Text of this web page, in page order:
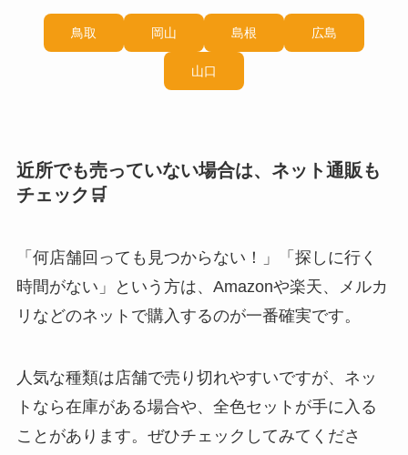
鳥取 岡山 島根 広島
山口
近所でも売っていない場合は、ネット通販も
チェック🛒
「何店舗回っても見つからない！」「探しに行く
時間がない」という方は、Amazonや楽天、メルカ
リなどのネットで購入するのが一番確実です。
人気な種類は店舗で売り切れやすいですが、ネッ
トなら在庫がある場合や、全色セットが手に入る
ことがあります。ぜひチェックしてみてくださ